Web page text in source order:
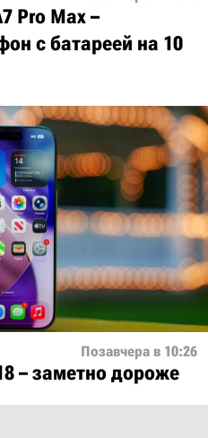
Pro Max –
с батареей на 10
Позавчера в 10:26
– заметно дороже